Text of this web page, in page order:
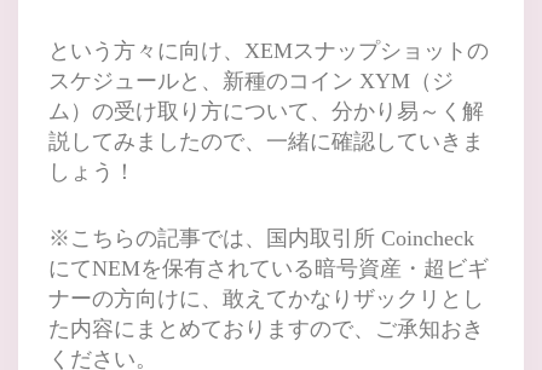
という方々に向け、XEMスナップショットの
スケジュールと、新種のコイン XYM（ジ
ム）の受け取り方について、分かり易～く解
説してみましたので、一緒に確認していきま
しょう！
※こちらの記事では、国内取引所 Coincheck
にてNEMを保有されている暗号資産・超ビギ
ナーの方向けに、敢えてかなりザックリとし
た内容にまとめておりますので、ご承知おき
ください。